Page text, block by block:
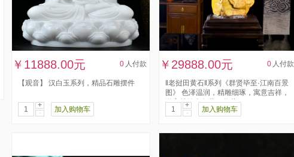
￥11888.00元 0 人付款
【观音】 汉白玉系列，精品石雕摆件
+
-
加入购物车
￥29888.00元 0 人付款
‖老挝田黄石‖系列《群贤毕至·江南百景
图》 色泽温润，精雕细琢，寓意吉祥，
送高档锦盒包装，收藏...
+
-
加入购物车